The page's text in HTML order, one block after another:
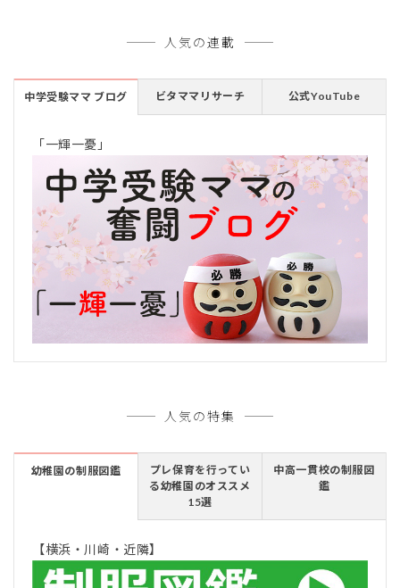
人気の連載
中学受験ママ ブログ ビタママリサーチ 公式YouTube
「一輝一憂」
人気の特集
幼稚園の制服図鑑
プレ保育を行ってい
る幼稚園のオススメ
15選
中高一貫校の制服図
鑑
【横浜・川崎・近隣】